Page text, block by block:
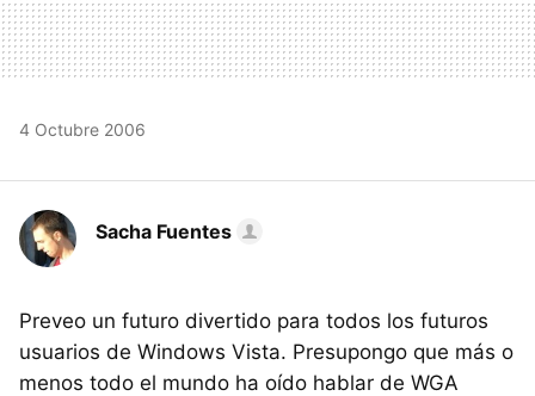
4 Octubre 2006
Sacha Fuentes
Preveo un futuro divertido para todos los futuros
usuarios de Windows Vista. Presupongo que más o
menos todo el mundo ha oído hablar de WGA